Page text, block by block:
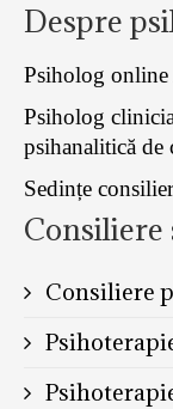
Despre
Psiholog
Psiholog
psihanalitică
Sedințe
Consiliere
Consiliere